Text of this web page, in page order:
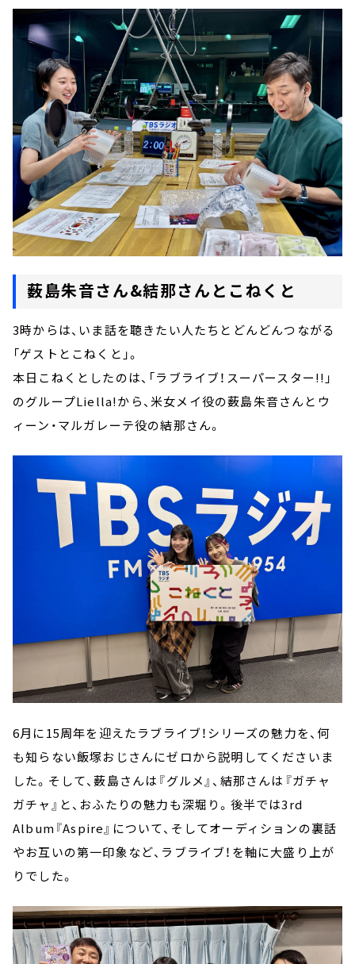
薮島朱音さん&結那さんとこねくと
3時からは、いま話を聴きたい人たちとどんどんつながる
「ゲストとこねくと」。
本日こねくとしたのは、「ラブライブ！スーパースター!!」
のグループLiella!から、米女メイ役の薮島朱音さんとウ
ィーン・マルガレーテ役の結那さん。
6月に15周年を迎えたラブライブ！シリーズの魅力を、何
も知らない飯塚おじさんにゼロから説明してくださいま
した。そして、薮島さんは『グルメ』、結那さんは『ガチャ
ガチャ』と、おふたりの魅力も深堀り。後半では3rd
Album『Aspire』について、そしてオーディションの裏話
やお互いの第一印象など、ラブライブ！を軸に大盛り上が
りでした。